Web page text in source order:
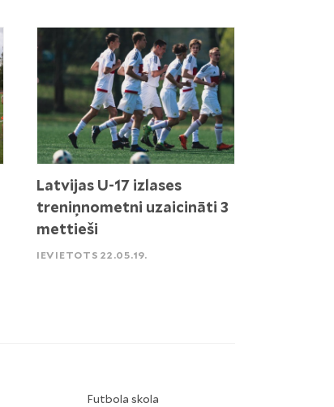
Latvijas U-17 izlases
treniņnometni uzaicināti 3
mettieši
IEVIETOTS 22.05.19.
Futbola skola